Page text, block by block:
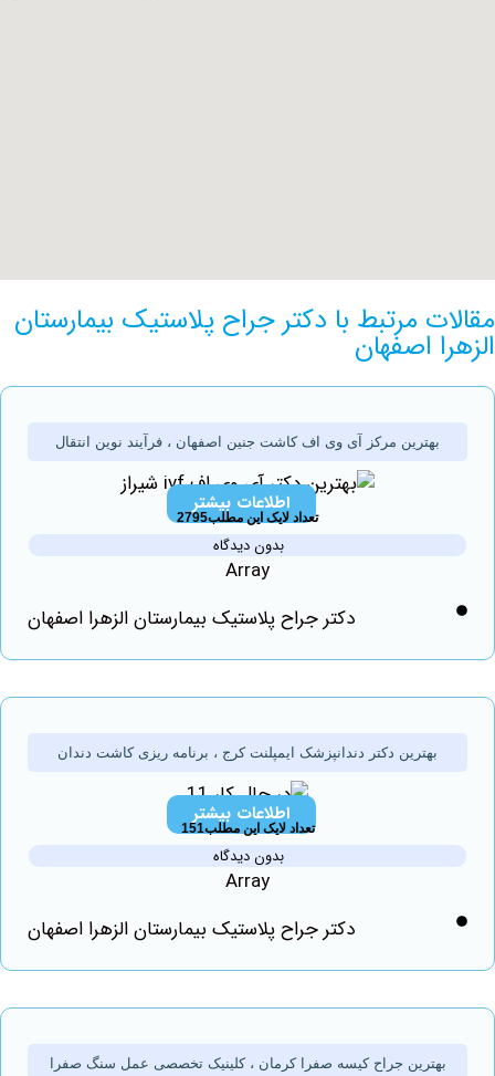
مرتبط با دکتر جراح پلاستیک بیمارستان
اصفهان
بهترین مرکز آی وی اف کاشت جنین اصفهان ، فرآیند نوین انتقال
اطلاعات بیشتر
تعداد لایک این مطلب2795
بدون دیدگاه
دکتر جراح پلاستیک بیمارستان الزهرا اصفهان
بهترین دکتر دندانپزشک ایمپلنت کرج ، برنامه ریزی کاشت دندان
اطلاعات بیشتر
تعداد لایک این مطلب151
بدون دیدگاه
دکتر جراح پلاستیک بیمارستان الزهرا اصفهان
جراح کیسه صفرا کرمان ، کلینیک تخصصی عمل سنگ صفرا